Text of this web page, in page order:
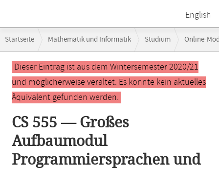
English
Navigation
Startseite Mathematik und Informatik Studium Online-
CS 555 — Großes Aufbaumodul Programmiersprachen und -werkzeuge
Hauptinhalt
Dieser Eintrag ist aus dem Wintersemester 2020/21
und möglicherweise veraltet. Es konnte kein aktuelles
Äquivalent gefunden werden.
CS 555 — Großes
Aufbaumodul
Programmiersprachen und